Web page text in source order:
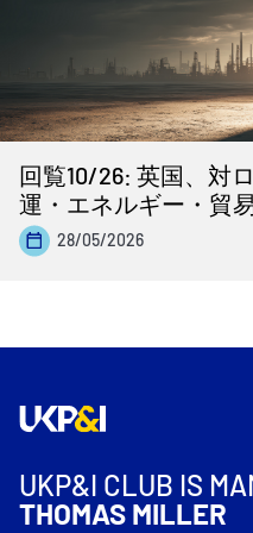
回覧10/26: 英国、対
運・エネルギー・貿
28/05/2026
UKP&I CLUB IS
THOMAS MILLER